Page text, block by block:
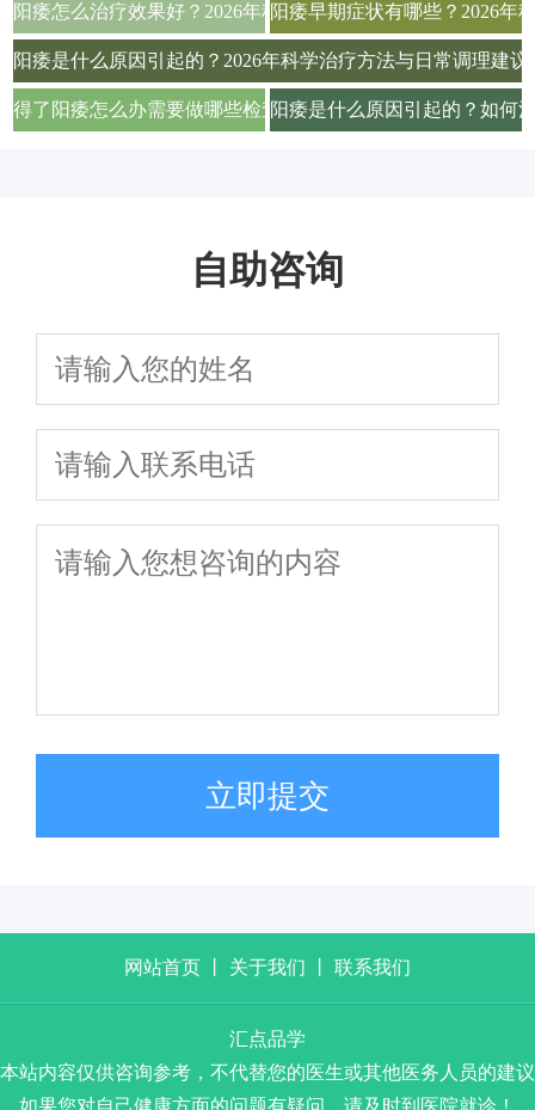
阳痿怎么治疗效果好？2026年科学用药与生活调理全攻略
阳痿早期症状有哪些？2026年
阳痿是什么原因引起的？2026年科学治疗方法与日常调理建议
得了阳痿怎么办需要做哪些检查项目才能确诊阳痿是什么原因引起的？如何
自助咨询
立即提交
网站首页 关于我们 联系我们
汇点品学
本站内容仅供咨询参考，不代替您的医生或其他医务人员的建议